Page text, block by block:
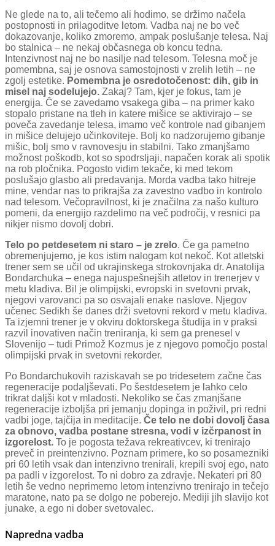
Ne glede na to, ali tečemo ali hodimo, se držimo načela
postopnosti in prilagoditve letom. Vadba naj ne bo več
dokazovanje, koliko zmoremo, ampak poslušanje telesa. Naj
bo stalnica – ne nekaj občasnega ob koncu tedna.
Intenzivnost naj ne bo nasilje nad telesom. Telesna moč je
pomembna, saj je osnova samostojnosti v zrelih letih – ne
zgolj estetike. Pomembna je osredotočenost: dih, gib in
misel naj sodelujejo. Zakaj? Tam, kjer je fokus, tam je
energija. Če se zavedamo vsakega giba – na primer kako
stopalo pristane na tleh in katere mišice se aktivirajo – se
poveča zavedanje telesa, imamo več kontrole nad gibanjem
in mišice delujejo učinkoviteje. Bolj ko nadzorujemo gibanje
mišic, bolj smo v ravnovesju in stabilni. Tako zmanjšamo
možnost poškodb, kot so spodrsljaji, napačen korak ali spotik
na rob pločnika. Pogosto vidim tekače, ki med tekom
poslušajo glasbo ali predavanja. Morda vadba tako hitreje
mine, vendar nas to prikrajša za zavestno vadbo in kontrolo
nad telesom. Večopravilnost, ki je značilna za našo kulturo
pomeni, da energijo razdelimo na več področij, v resnici pa
nikjer nismo dovolj dobri.
Telo po petdesetem ni staro – je zrelo. Če ga pametno
obremenjujemo, je kos istim nalogam kot nekoč. Kot atletski
trener sem se učil od ukrajinskega strokovnjaka dr. Anatolija
Bondarchuka – enega najuspešnejših atletov in trenerjev v
metu kladiva. Bil je olimpijski, evropski in svetovni prvak,
njegovi varovanci pa so osvajali enake naslove. Njegov
učenec Sedikh še danes drži svetovni rekord v metu kladiva.
Ta izjemni trener je v okviru doktorskega študija in v praksi
razvil inovativen način treniranja, ki sem ga prenesel v
Slovenijo – tudi Primož Kozmus je z njegovo pomočjo postal
olimpijski prvak in svetovni rekorder.
Po Bondarchukovih raziskavah se po tridesetem začne čas
regeneracije podaljševati. Po šestdesetem je lahko celo
trikrat daljši kot v mladosti. Nekoliko se čas zmanjšane
regeneracije izboljša pri jemanju dopinga in poživil, pri redni
vadbi joge, tajčija in meditacije. Če telo ne dobi dovolj časa
za obnovo, vadba postane stresna, vodi v izčrpanost in
izgorelost. To je pogosta težava rekreativcev, ki trenirajo
preveč in preintenzivno. Poznam primere, ko so posamezniki
pri 60 letih vsak dan intenzivno trenirali, krepili svoj ego, nato
pa padli v izgorelost. To ni dobro za zdravje. Nekateri pri 80
letih še vedno neprimerno letom intenzivno trenirajo in tečejo
maratone, nato pa se dolgo ne poberejo. Mediji jih slavijo kot
junake, a ego ni dober svetovalec.
Napredna vadba